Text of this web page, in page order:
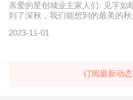
亲爱的星创城业主家人们: 见字如晤信展安康! 从初秋走
到了深秋，我们能想到的最美的
2023-11-01
订阅最新动态